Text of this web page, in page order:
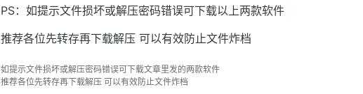
PS：如提示文件损坏或解压密码错误可下载以上两款软件
推荐各位先转存再下载解压 可以有效防止文件炸档
如提示文件损坏或解压密码错误可下载文章里发的两款软件
推荐各位先转存再下载解压 可以有效防止文件炸档